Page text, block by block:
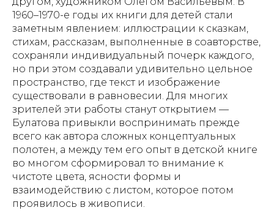
1960–1970-е годы их книги для детей стали
заметным явлением: иллюстрации к сказкам,
стихам, рассказам, выполненные в соавторстве,
сохраняли индивидуальный почерк каждого,
но при этом создавали удивительно цельное
пространство, где текст и изображение
существовали в равновесии. Для многих
зрителей эти работы станут открытием —
Булатова привыкли воспринимать прежде
всего как автора сложных концептуальных
полотен, а между тем его опыт в детской книге
во многом сформировал то внимание к
чистоте цвета, ясности формы и
взаимодействию с листом, которое потом
проявилось в живописи.